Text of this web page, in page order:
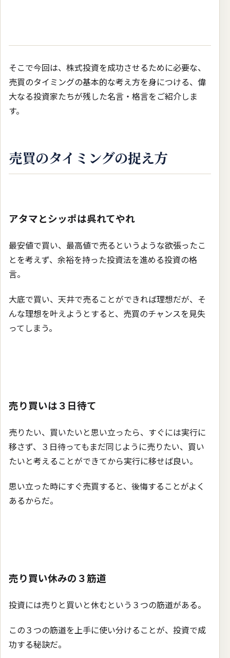
そこで今回は、株式投資を成功させるために必要な、
売買のタイミングの基本的な考え方を身につける、偉
大なる投資家たちが残した名言・格言をご紹介しま
す。
売買のタイミングの捉え方
アタマとシッポは呉れてやれ
最安値で買い、最高値で売るというような欲張ったこ
とを考えず、余裕を持った投資法を進める投資の格
言。
大底で買い、天井で売ることができれば理想だが、そ
んな理想を叶えようとすると、売買のチャンスを見失
ってしまう。
売り買いは３日待て
売りたい、買いたいと思い立ったら、すぐには実行に
移さず、３日待ってもまだ同じように売りたい、買い
たいと考えることができてから実行に移せば良い。
思い立った時にすぐ売買すると、後悔することがよく
あるからだ。
売り買い休みの３筋道
投資には売りと買いと休むという３つの筋道がある。
この３つの筋道を上手に使い分けることが、投資で成
功する秘訣だ。